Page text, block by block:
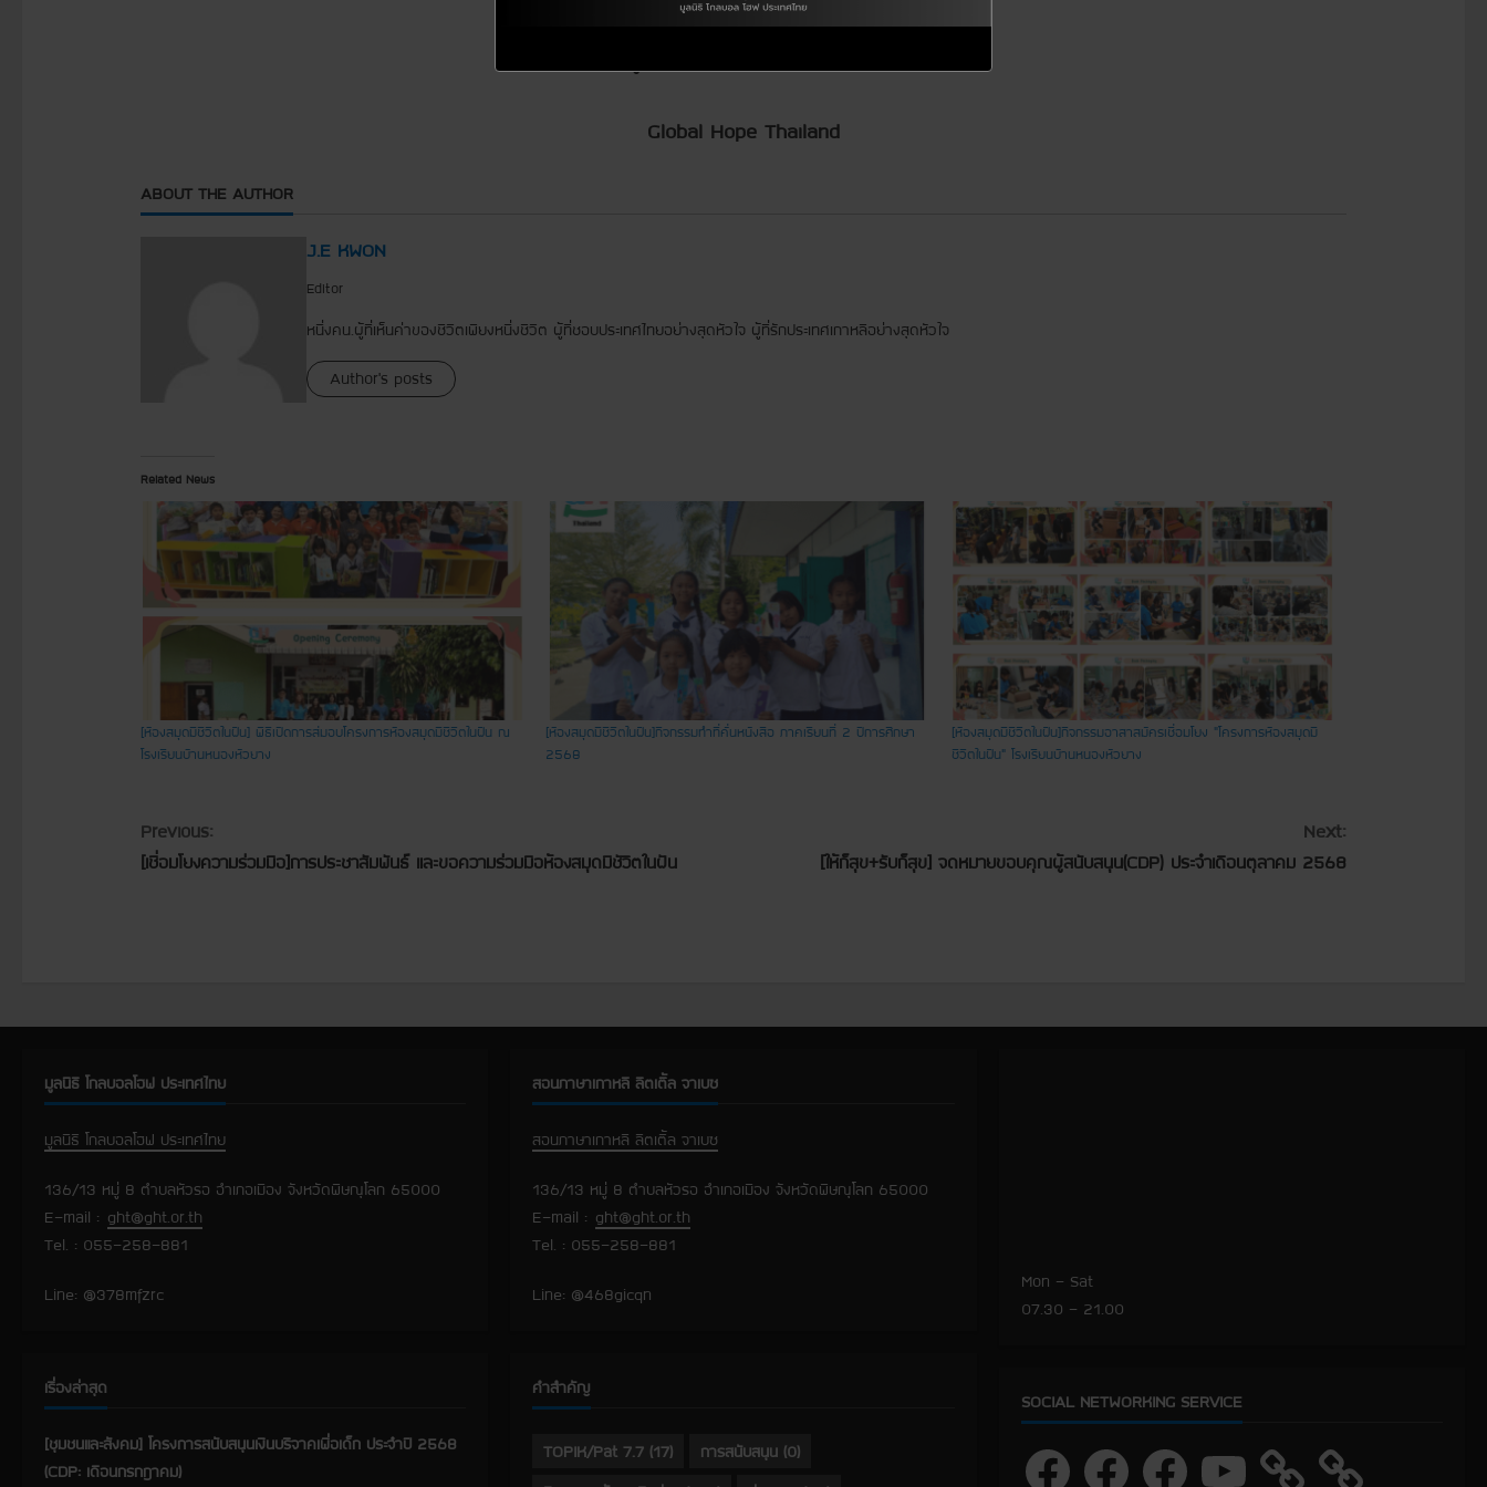
Global Hope Thailand
ABOUT THE AUTHOR
J.E KWON
Editor
หนึ่งคน.ผู้ที่เห็นค่าของชีวิตเพียงหนึ่งชีวิต ผู้ที่ชอบประเทศไทยอย่างสุดหัวใจ ผู้ที่รักประเทศเกาหลีอย่างสุดหัวใจ
Author's posts
Related News
[ห้องสมุดมีชีวิตในฝัน] พิธีเปิดการส่มอบโครงการห้องสมุดมีชีวิตในฝัน ณ
โรงเรียนบ้านหนองหัวยาง
[ห้องสมุดมีชีวิตในฝัน]กิจกรรมทำที่คั่นหนังสือ ภาคเรียนที่ 2 ปีการศึกษา
2568
[ห้องสมุดมีชีวิตในฝัน]กิจกรรมอาสาสมัครเชื่อมโยง “โครงการห้องสมุดมี
ชีวิตในฝัน” โรงเรียนบ้านหนองหัวยาง
C
i
n
u
e
R
e
a
n
Previous:
[เชื่อมโยงความร่วมมือ]การประชาสัมพันธ์ และขอความร่วมมือห้องสมุดมีชัวิตในฝัน
Next:
[ให้ก็สุข+รับก็สุข] จดหมายขอบคุณผู้สนับสนุน(CDP) ประจำเดือนตุลาคม 2568
มูลนิธิ โกลบอลโฮฟ ประเทศไทย
มูลนิธิ โกลบอลโฮฟ ประเทศไทย
136/13 หมู่ 8 ตำบลหัวรอ อำเภอเมือง จังหวัดพิษณุโลก 65000
E-mail : ght@ght.or.th
Tel. : 055-258-881
Line: @378mfzrc
เรื่องล่าสุด
[ชุมชนและสังคม] โครงการสนับสนุนเงินบริจาคเพื่อเด็ก ประจำปี 2568
(CDP: เดือนกรกฎาคม)
สอนภาษาเกาหลี ลิตเติ้ล จาเบซ
สอนภาษาเกาหลี ลิตเติ้ล จาเบซ
136/13 หมู่ 8 ตำบลหัวรอ อำเภอเมือง จังหวัดพิษณุโลก 65000
E-mail : ght@ght.or.th
Tel. : 055-258-881
Line: @468gicqn
คำสำคัญ
TOPIK/Pat 7.7 (17) การสนับสนุน (0)
Mon – Sat
07.30 – 21.00
SOCIAL NETWORKING SERVICE
a
a
a
Y